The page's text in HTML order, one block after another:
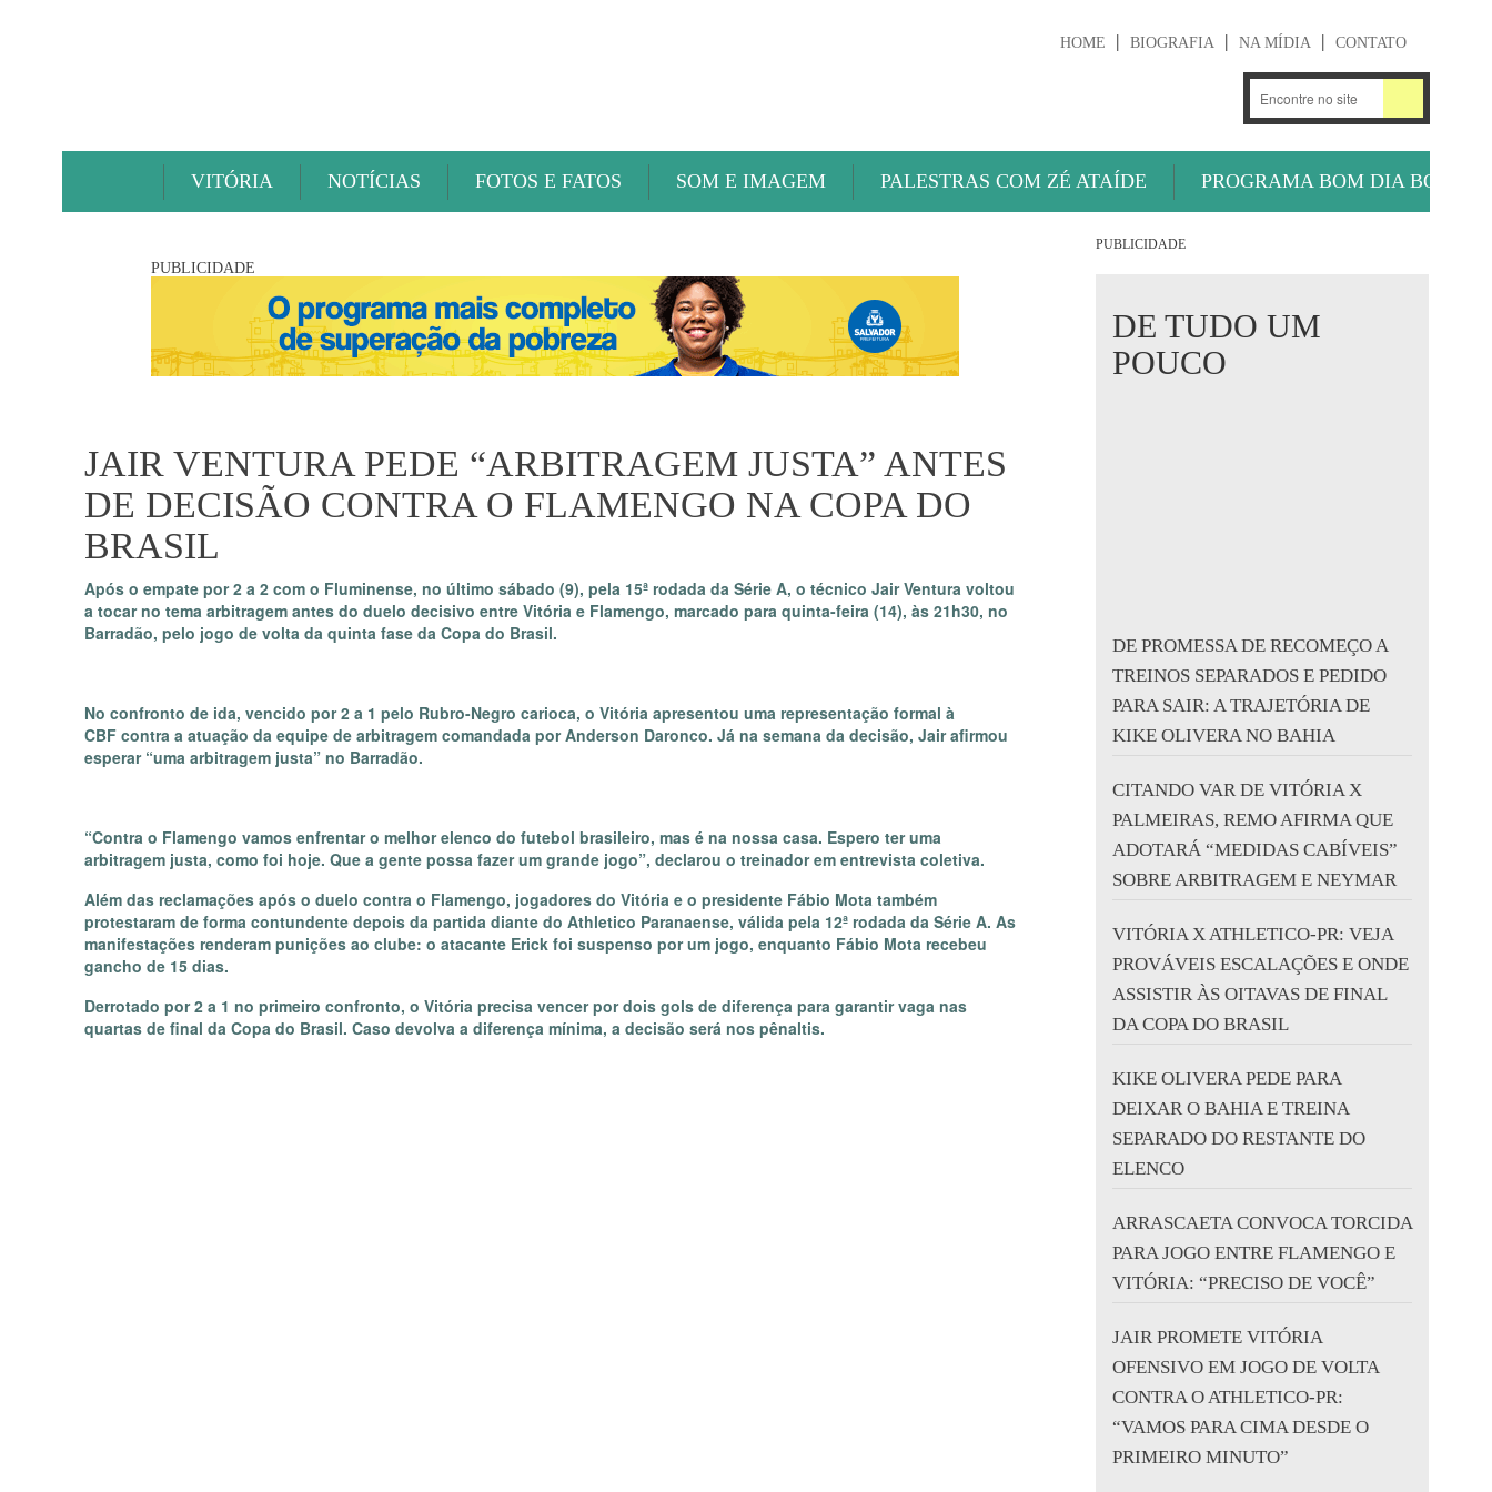
HOME BIOGRAFIA NA MÍDIA CONTATO
VITÓRIA NOTÍCIAS FOTOS E FATOS SOM E IMAGEM PALESTRAS COM ZÉ ATAÍDE PROGRAMA BOM DIA BOLA
PUBLICIDADE
JAIR VENTURA PEDE “ARBITRAGEM JUSTA” ANTES
DE DECISÃO CONTRA O FLAMENGO NA COPA DO
BRASIL
Após o empate por 2 a 2 com o Fluminense, no último sábado (9), pela 15ª rodada da Série A, o técnico Jair Ventura voltou
a tocar no tema arbitragem antes do duelo decisivo entre Vitória e Flamengo, marcado para quinta-feira (14), às 21h30, no
Barradão, pelo jogo de volta da quinta fase da Copa do Brasil.
No confronto de ida, vencido por 2 a 1 pelo Rubro-Negro carioca, o Vitória apresentou uma representação formal à
CBF contra a atuação da equipe de arbitragem comandada por Anderson Daronco. Já na semana da decisão, Jair afirmou
esperar “uma arbitragem justa” no Barradão.
“Contra o Flamengo vamos enfrentar o melhor elenco do futebol brasileiro, mas é na nossa casa. Espero ter uma
arbitragem justa, como foi hoje. Que a gente possa fazer um grande jogo”, declarou o treinador em entrevista coletiva.
Além das reclamações após o duelo contra o Flamengo, jogadores do Vitória e o presidente Fábio Mota também
protestaram de forma contundente depois da partida diante do Athletico Paranaense, válida pela 12ª rodada da Série A. As
manifestações renderam punições ao clube: o atacante Erick foi suspenso por um jogo, enquanto Fábio Mota recebeu
gancho de 15 dias.
Derrotado por 2 a 1 no primeiro confronto, o Vitória precisa vencer por dois gols de diferença para garantir vaga nas
quartas de final da Copa do Brasil. Caso devolva a diferença mínima, a decisão será nos pênaltis.
PUBLICIDADE
DE TUDO UM
POUCO
DE PROMESSA DE RECOMEÇO A
TREINOS SEPARADOS E PEDIDO
PARA SAIR: A TRAJETÓRIA DE
KIKE OLIVERA NO BAHIA
CITANDO VAR DE VITÓRIA X
PALMEIRAS, REMO AFIRMA QUE
ADOTARÁ “MEDIDAS CABÍVEIS”
SOBRE ARBITRAGEM E NEYMAR
VITÓRIA X ATHLETICO-PR: VEJA
PROVÁVEIS ESCALAÇÕES E ONDE
ASSISTIR ÀS OITAVAS DE FINAL
DA COPA DO BRASIL
KIKE OLIVERA PEDE PARA
DEIXAR O BAHIA E TREINA
SEPARADO DO RESTANTE DO
ELENCO
ARRASCAETA CONVOCA TORCIDA
PARA JOGO ENTRE FLAMENGO E
VITÓRIA: “PRECISO DE VOCÊ”
JAIR PROMETE VITÓRIA
OFENSIVO EM JOGO DE VOLTA
CONTRA O ATHLETICO-PR:
“VAMOS PARA CIMA DESDE O
PRIMEIRO MINUTO”